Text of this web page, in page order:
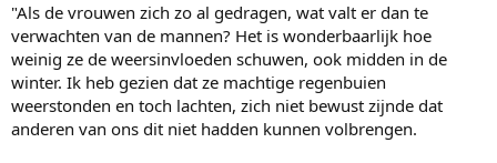
"Als de vrouwen zich zo al gedragen, wat valt er dan te
verwachten van de mannen? Het is wonderbaarlijk hoe
weinig ze de weersinvloeden schuwen, ook midden in de
winter. Ik heb gezien dat ze machtige regenbuien
weerstonden en toch lachten, zich niet bewust zijnde dat
anderen van ons dit niet hadden kunnen volbrengen.